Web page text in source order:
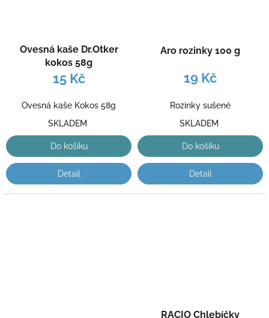
Ovesná kaše Dr.Otker
kokos 58g
15 Kč
Ovesná kaše Kokos 58g
SKLADEM
Do košíku
Detail
Aro rozinky 100 g
19 Kč
Rozinky sušené
SKLADEM
Do košíku
Detail
RACIO Chlebíčky